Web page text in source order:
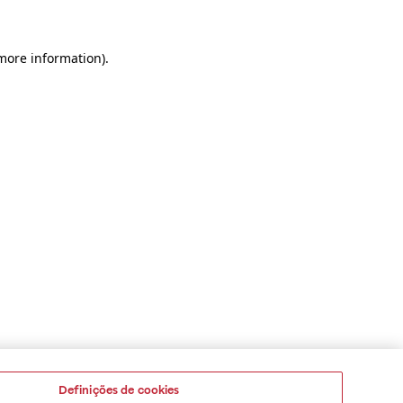
information).
Definições de cookies